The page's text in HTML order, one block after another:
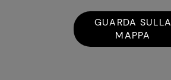
GUARDA SULLA
MAPPA